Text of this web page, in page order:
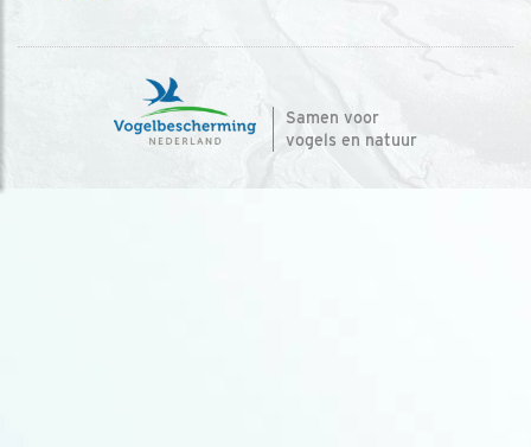
Samen voor
vogels en natuur